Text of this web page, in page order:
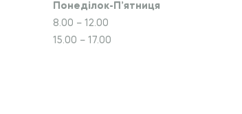
Понеділок-П’ятниця
8.00 – 12.00
15.00 – 17.00